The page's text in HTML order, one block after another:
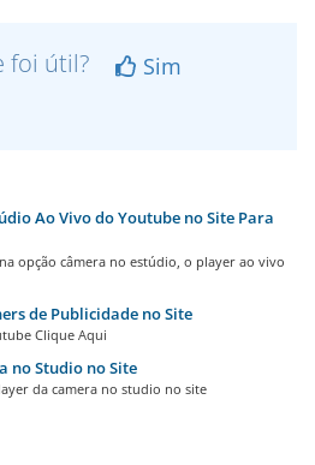
foi útil?
Sim
Ao Vivo do Youtube no Site Para
opção câmera no estúdio, o player ao vivo
de Publicidade no Site
Clique Aqui
no Studio no Site
da camera no studio no site